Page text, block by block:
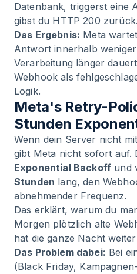
Datenbank, triggerst eine
gibst du HTTP 200 zurück.
Das Ergebnis: Meta
Antwort innerhalb
Verarbeitung länger
Webhook als
Logik.
Meta's Retry-
Stunden
Wenn dein Server nicht
gibt Meta nicht sofort auf.
Exponential Backoff und
Stunden lang, den
abnehmender Frequenz.
Das erklärt, warum du
Morgen plötzlich alte
hat die ganze Nacht
Das Problem dabei: Bei
(Black Friday,